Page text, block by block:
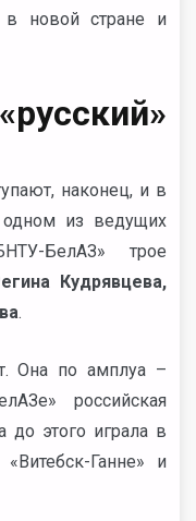
новой стране и
наконец, и в
из ведущих
БелАЗ» трое
Кудрявцева,
.
Она по амплуа –
российская
до этого играла в
Ганне» и